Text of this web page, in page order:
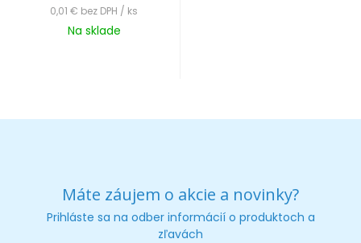
0,01 € bez DPH / ks
Na sklade
Máte záujem o akcie a novinky?
Prihláste sa na odber informácií o produktoch a
zľavách